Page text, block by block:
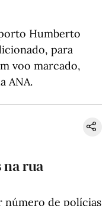
Humberto
para
voo marcado,
ANA.
na rua
número de polícias